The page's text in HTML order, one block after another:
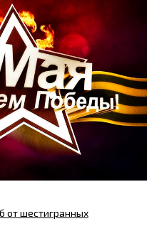
от шестигранных